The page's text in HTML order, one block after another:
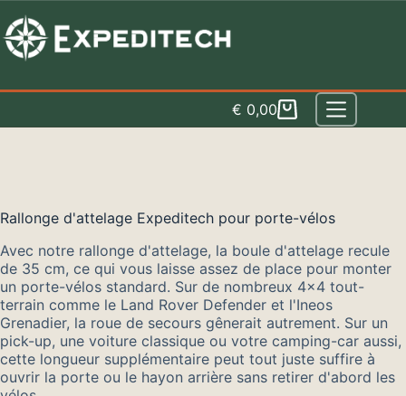
to
content
Panier
€ 0,00
Rallonge d'attelage Expeditech pour porte-vélos
Avec notre rallonge d'attelage, la boule d'attelage recule
de 35 cm, ce qui vous laisse assez de place pour monter
un porte-vélos standard. Sur de nombreux 4x4 tout-
terrain comme le Land Rover Defender et l'Ineos
Grenadier, la roue de secours gênerait autrement. Sur un
pick-up, une voiture classique ou votre camping-car aussi,
cette longueur supplémentaire peut tout juste suffire à
ouvrir la porte ou le hayon arrière sans retirer d'abord les